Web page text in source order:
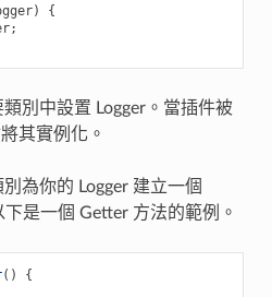
)
{
;
別中設置 Logger。當插件被
其實例化。
為你的 Logger 建立一個
是一個 Getter 方法的範例。
()
{